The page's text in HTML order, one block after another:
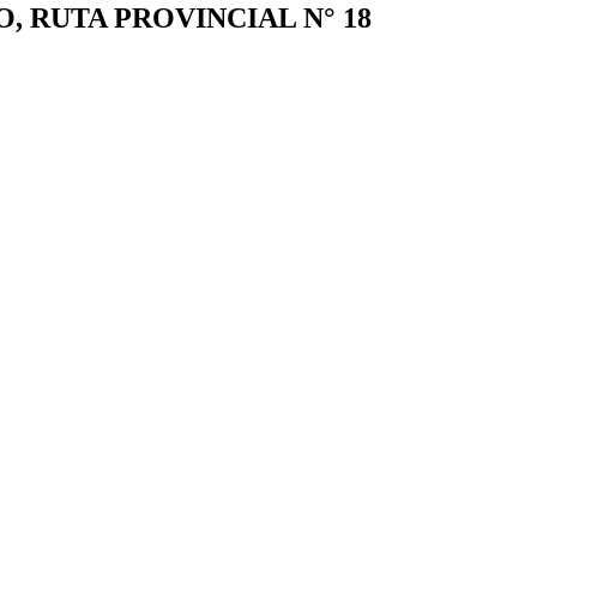
RUTA PROVINCIAL N° 18